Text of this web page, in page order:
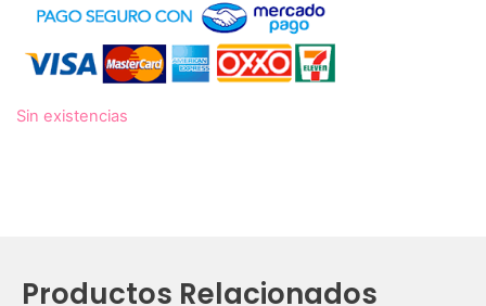
Sin existencias
Productos Relacionados